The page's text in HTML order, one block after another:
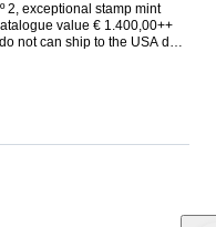
2, exceptional stamp mint